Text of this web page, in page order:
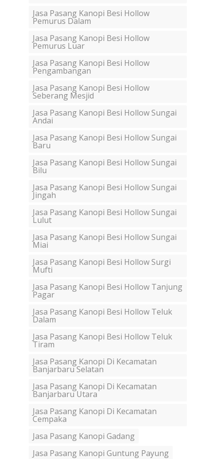
Jasa Pasang Kanopi Besi Hollow
Pemurus Dalam
Jasa Pasang Kanopi Besi Hollow
Pemurus Luar
Jasa Pasang Kanopi Besi Hollow
Pengambangan
Jasa Pasang Kanopi Besi Hollow
Seberang Mesjid
Jasa Pasang Kanopi Besi Hollow Sungai
Andai
Jasa Pasang Kanopi Besi Hollow Sungai
Baru
Jasa Pasang Kanopi Besi Hollow Sungai
Bilu
Jasa Pasang Kanopi Besi Hollow Sungai
Jingah
Jasa Pasang Kanopi Besi Hollow Sungai
Lulut
Jasa Pasang Kanopi Besi Hollow Sungai
Miai
Jasa Pasang Kanopi Besi Hollow Surgi
Mufti
Jasa Pasang Kanopi Besi Hollow Tanjung
Pagar
Jasa Pasang Kanopi Besi Hollow Teluk
Dalam
Jasa Pasang Kanopi Besi Hollow Teluk
Tiram
Jasa Pasang Kanopi Di Kecamatan
Banjarbaru Selatan
Jasa Pasang Kanopi Di Kecamatan
Banjarbaru Utara
Jasa Pasang Kanopi Di Kecamatan
Cempaka
Jasa Pasang Kanopi Gadang
Jasa Pasang Kanopi Guntung Payung